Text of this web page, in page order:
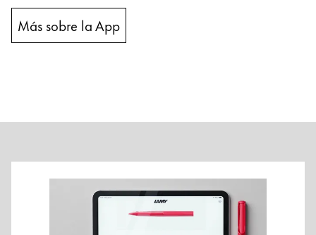
Más sobre la App